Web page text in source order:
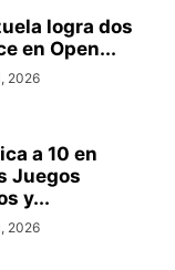
logra dos
en Open...
2026
a 10 en
Juegos
y...
2026